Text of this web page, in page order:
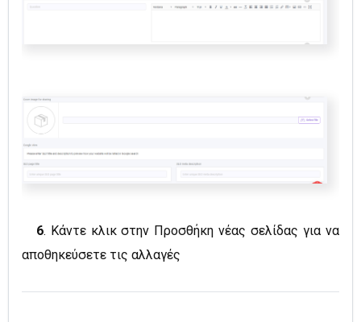
6. Κάντε κλικ στην Προσθήκη νέας σελίδας για να
αποθηκεύσετε τις αλλαγές